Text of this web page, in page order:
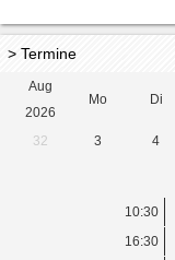
> Termine
Aug
2026
Mo Di
32 3 4
10:30
16:30